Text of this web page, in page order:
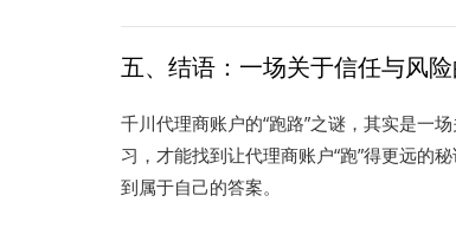
五、结语：一场关于信任与风
千川代理商账户的“跑路”之谜，其实是一
习，才能找到让代理商账户“跑”得更远的
到属于自己的答案。